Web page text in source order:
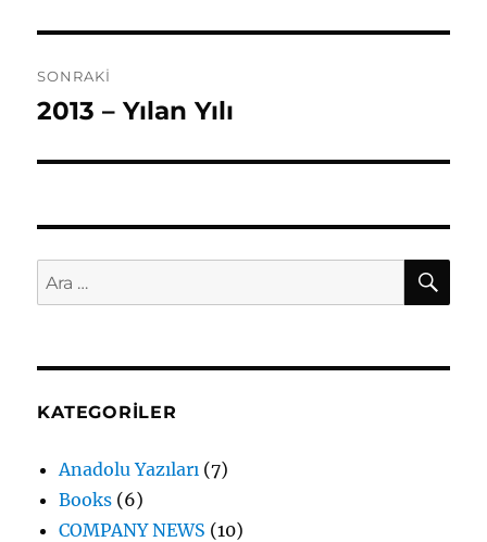
SONRAKI
Sonraki
2013 – Yılan Yılı
Ara:
KATEGORILER
Anadolu Yazıları (7)
Books (6)
COMPANY NEWS (10)